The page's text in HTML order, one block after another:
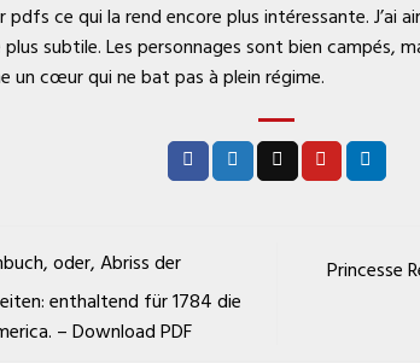
ce qui la rend encore plus intéressante.
subtile. Les personnages sont bien campés,
un cœur qui ne bat pas à plein régime.
oder, Abriss der
enthaltend für 1784 die
– Download PDF
Princesse